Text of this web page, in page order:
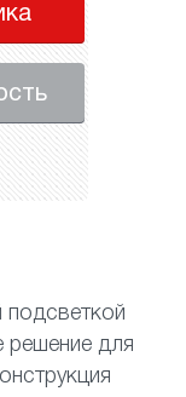
подсветкой
решение для